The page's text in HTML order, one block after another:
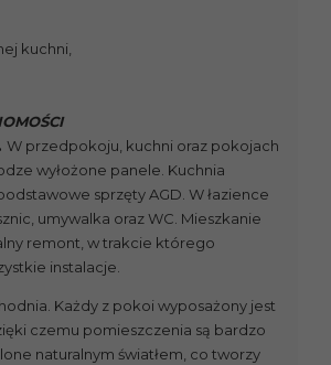
kuchni,
W przedpokoju, kuchni oraz pokojach
wyłożone panele. Kuchnia
sprzęty AGD. W łazience
umywalka oraz WC. Mieszkanie
remont, w trakcie którego
instalacje.
Każdy z pokoi wyposażony jest
czemu pomieszczenia są bardzo
naturalnym światłem, co tworzy